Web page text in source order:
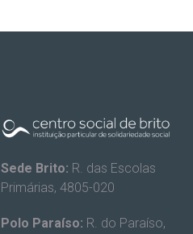
Sede Brito: R. das Escolas
Primárias, 4805-020
Polo Paraíso: R. do Paraíso,